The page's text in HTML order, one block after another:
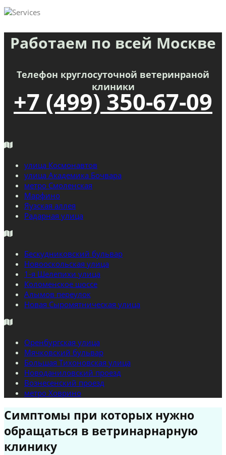
Работаем по всей Москве
Телефон круглосуточной ветеринраной
клиники
+7 (499) 350-67-09
улица Космонавтов
улица Академика Бочвара
метро Смоленская
Марфино
Яузская аллея
Радарная улица
Бескудниковский бульвар
Новооскольская улица
1-я Шелепихи улица
Коломенское шоссе
Алымов переулок
Новая Сыромятническая улица
Оренбургская улица
Мячковский бульвар
Большая Тихоновская улица
Новоданиловский проезд
Вознесенский проезд
метро Ховрино
Симптомы при которых нужно
обращаться в ветринарнарную
клинику